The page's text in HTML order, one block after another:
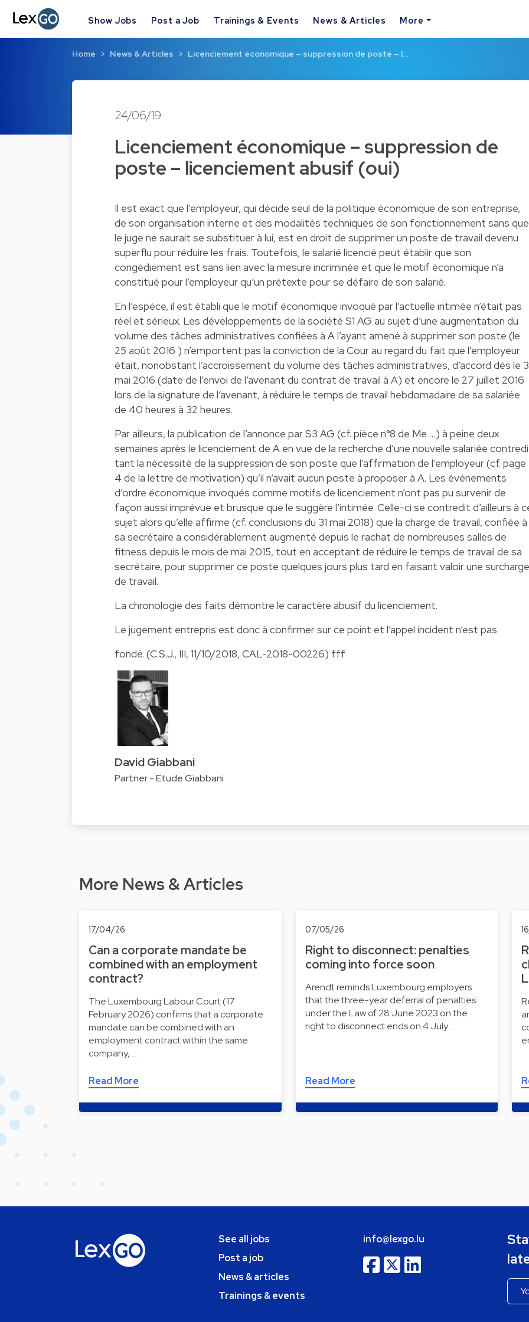
Show Jobs Post a Job Trainings & Events News & Articles More
Home News & Articles Licenciement économique – suppression de poste – l…
24/06/19
Licenciement économique – suppression de
poste – licenciement abusif (oui)
Il est exact que l’employeur, qui décide seul de la politique économique de son entreprise,
de son organisation interne et des modalités techniques de son fonctionnement sans que
le juge ne saurait se substituer à lui, est en droit de supprimer un poste de travail devenu
superflu pour réduire les frais. Toutefois, le salarié licencié peut établir que son
congédiement est sans lien avec la mesure incriminée et que le motif économique n’a
constitué pour l’employeur qu’un prétexte pour se défaire de son salarié.
En l’espèce, il est établi que le motif économique invoqué par l’actuelle intimée n’était pas
réel et sérieux. Les développements de la société S1 AG au sujet d’une augmentation du
volume des tâches administratives confiées à A l’ayant amené à supprimer son poste (le
25 août 2016 ) n’emportent pas la conviction de la Cour au regard du fait que l’employeur
était, nonobstant l’accroissement du volume des tâches administratives, d’accord dès le 3
mai 2016 (date de l’envoi de l’avenant du contrat de travail à A) et encore le 27 juillet 2016
lors de la signature de l’avenant, à réduire le temps de travail hebdomadaire de sa salariée
de 40 heures à 32 heures.
Par ailleurs, la publication de l’annonce par S3 AG (cf. pièce n°8 de Me …) à peine deux
semaines après le licenciement de A en vue de la recherche d’une nouvelle salariée
tant la nécessité de la suppression de son poste que l’affirmation de l’employeur (cf. page
4 de la lettre de motivation) qu’il n’avait aucun poste à proposer à A. Les événements
d’ordre économique invoqués comme motifs de licenciement n’ont pas pu survenir de
façon aussi imprévue et brusque que le suggère l’intimée. Celle-ci se contredit d’ailleurs à
sujet alors qu’elle affirme (cf. conclusions du 31 mai 2018) que la charge de travail, confiée à
sa secrétaire a considérablement augmenté depuis le rachat de nombreuses salles de
fitness depuis le mois de mai 2015, tout en acceptant de réduire le temps de travail de sa
secrétaire, pour supprimer ce poste quelques jours plus tard en faisant valoir une surcharge
de travail.
La chronologie des faits démontre le caractère abusif du licenciement.
Le jugement entrepris est donc à confirmer sur ce point et l’appel incident n’est pas
fondé. (C.S.J., III, 11/10/2018, CAL-2018-00226) fff
David Giabbani
Partner - Etude Giabbani
More News & Articles
17/04/26
Can a corporate mandate be
combined with an employment
contract?
The Luxembourg Labour Court (17
February 2026) confirms that a corporate
mandate can be combined with an
employment contract within the same
company, …
Read More
07/05/26
Right to disconnect: penalties
coming into force soon
Arendt reminds Luxembourg employers
that the three-year deferral of penalties
under the Law of 28 June 2023 on the
right to disconnect ends on 4 July …
Read More
See all jobs
Post a job
News & articles
Trainings & events
info@lexgo.lu